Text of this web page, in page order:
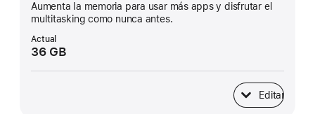
Aumenta la memoria para usar más apps y disfrutar el
multitasking como nunca antes.
Actual
36 GB
Editar
Memoria unificada